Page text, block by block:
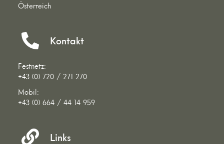
Österreich
Kontakt
Festnetz:
+43 (0) 720 / 271 270
Mobil:
+43 (0) 664 / 44 14 959
Links